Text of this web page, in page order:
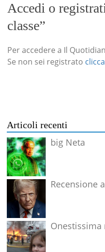
Accedi o
classe”
Per accedere a Il
Se non sei registrato
Articoli recenti
big Neta
Recensione
Onestissima